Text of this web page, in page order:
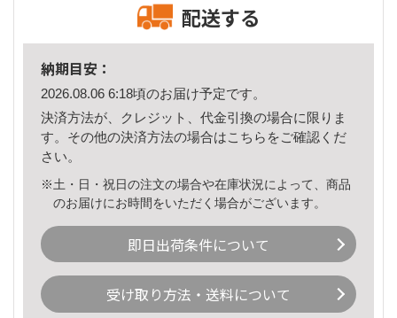
配送する
納期目安：
2026.08.06 6:18頃のお届け予定です。
決済方法が、クレジット、代金引換の場合に限りま
す。その他の決済方法の場合はこちら をご確認くだ
さい。
※土・日・祝日の注文の場合や在庫状況によって、商品
のお届けにお時間をいただく場合がございます。
即日出荷条件について
受け取り方法・送料について